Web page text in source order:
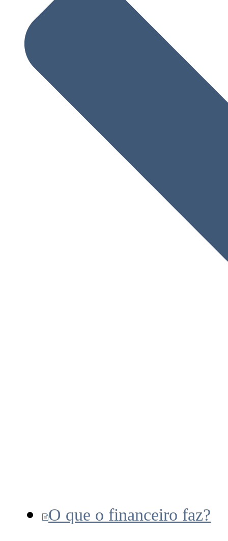
O que o financeiro faz?